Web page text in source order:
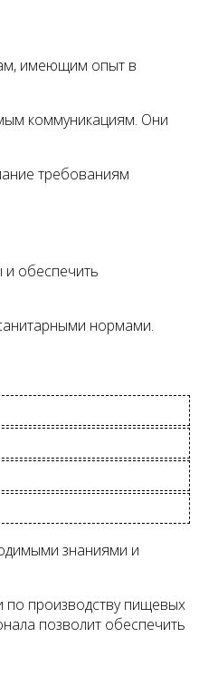
имеющим опыт в
коммуникациям. Они
требованиям
обеспечить
нормами.
знаниями и
по производству пищевых
позволит обеспечить